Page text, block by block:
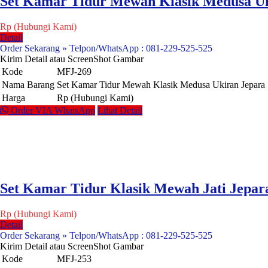
Rp (Hubungi Kami)
Detail
Order Sekarang » Telpon/WhatsApp : 081-229-525-525
Kirim Detail atau ScreenShot Gambar
Kode
MFJ-269
Nama Barang Set Kamar Tidur Mewah Klasik Medusa Ukiran Jepara
Harga
Rp (Hubungi Kami)
Order VIA WhatsApp Lihat Detail
Set Kamar Tidur Klasik Mewah Jati
Rp (Hubungi Kami)
Detail
Order Sekarang » Telpon/WhatsApp : 081-229-525-525
Kirim Detail atau ScreenShot Gambar
Kode
MFJ-253